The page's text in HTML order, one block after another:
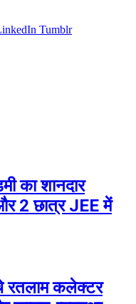
Tumblr
का शानदार
2 छात्र JEE में
रतलाम कलेक्टर